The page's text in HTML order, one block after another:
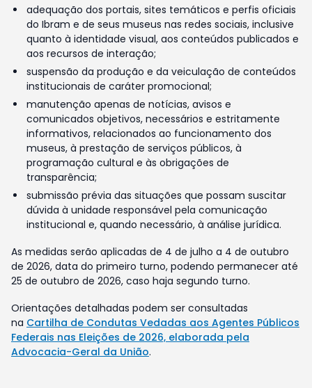
adequação dos portais, sites temáticos e perfis oficiais
do Ibram e de seus museus nas redes sociais, inclusive
quanto à identidade visual, aos conteúdos publicados e
aos recursos de interação;
suspensão da produção e da veiculação de conteúdos
institucionais de caráter promocional;
manutenção apenas de notícias, avisos e
comunicados objetivos, necessários e estritamente
informativos, relacionados ao funcionamento dos
museus, à prestação de serviços públicos, à
programação cultural e às obrigações de
transparência;
submissão prévia das situações que possam suscitar
dúvida à unidade responsável pela comunicação
institucional e, quando necessário, à análise jurídica.
As medidas serão aplicadas de 4 de julho a 4 de outubro
de 2026, data do primeiro turno, podendo permanecer até
25 de outubro de 2026, caso haja segundo turno.
Orientações detalhadas podem ser consultadas
na Cartilha de Condutas Vedadas aos Agentes Públicos
Federais nas Eleições de 2026, elaborada pela
Advocacia-Geral da União.